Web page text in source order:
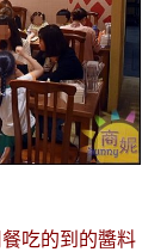
吃的到的醬料